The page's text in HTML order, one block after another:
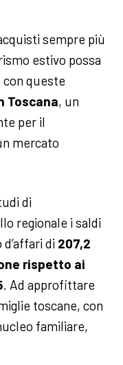
sempre più
estivo possa
queste
Toscana, un
per il
mercato
di
regionale i saldi
di 207,2
rispetto ai
. Ad approfittare
toscane, con
familiare,